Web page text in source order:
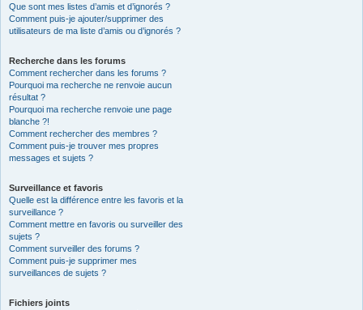
Que sont mes listes d’amis et d’ignorés ?
Comment puis-je ajouter/supprimer des
utilisateurs de ma liste d’amis ou d’ignorés ?
Recherche dans les forums
Comment rechercher dans les forums ?
Pourquoi ma recherche ne renvoie aucun
résultat ?
Pourquoi ma recherche renvoie une page
blanche ?!
Comment rechercher des membres ?
Comment puis-je trouver mes propres
messages et sujets ?
Surveillance et favoris
Quelle est la différence entre les favoris et la
surveillance ?
Comment mettre en favoris ou surveiller des
sujets ?
Comment surveiller des forums ?
Comment puis-je supprimer mes
surveillances de sujets ?
Fichiers joints